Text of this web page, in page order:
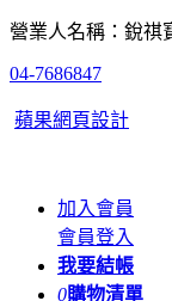
營業人名稱：銳祺
04-7686847
蘋果網頁設計
加入會員
會員登入
我要結帳
0購物清單